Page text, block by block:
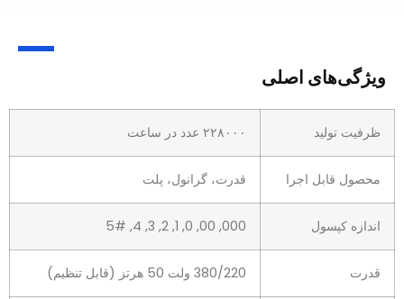
ویژگی‌های اصلی
ظرفیت تولید ۲۲۸۰۰۰ عدد در ساعت
محصول قابل اجرا قدرت، گرانول، پلت
اندازه کپسول 000, 00, 0, 1, 2, 3, 4, 5#
قدرت 380/220 ولت 50 هرتز (قابل تنظیم)